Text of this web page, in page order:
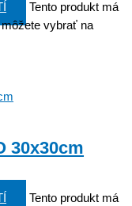
Tento produkt má
vybrať na
30x30cm
Tento produkt má